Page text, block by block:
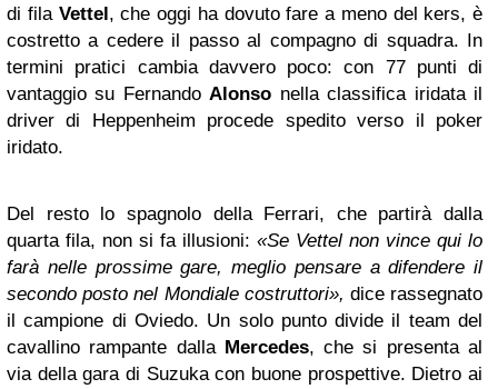
di fila Vettel , che oggi ha dovuto fare a meno del kers, è
costretto a cedere il passo al compagno di squadra. In
termini pratici cambia davvero poco: con 77 punti di
vantaggio su FernandoAlonso nella classifica iridata il
driver di Heppenheim procede spedito verso il poker
iridato.
Del resto lo spagnolo della Ferrari, che partirà dalla
quarta fila, non si fa illusioni: «Se Vettel non vince qui lo
farà nelle prossime gare, meglio pensare a difendere il
secondo posto nel Mondiale costruttori», dice rassegnato
il campione di Oviedo. Un solo punto divide il team del
cavallino rampante dalla Mercedes, che si presenta al
via della gara di Suzuka con buone prospettive. Dietro ai